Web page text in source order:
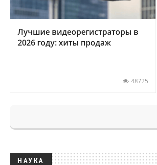
Лучшие видеорегистраторы в
2026 году: хиты продаж
48725
НАУКА